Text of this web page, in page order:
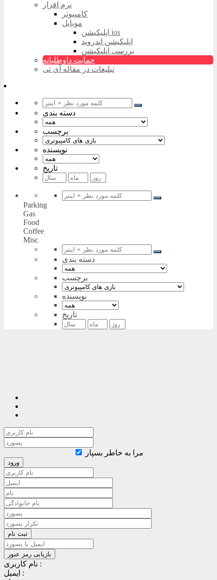
نرم افزار
کامپیوتر
موبایل
اپلیکیشن ios
اپلیکیشن اندروید
بررسی اپلیکیشن
حمایت داوطلبانه
تبلیغات در مقاله آی تی
دسته بندی
برچسب
نویسنده
تاریخ
Parking
Gas
Food
Coffee
Misc
دسته بندی
برچسب
نویسنده
تاریخ
مرا به خاطر بسپار
نام کاربری :
ایمیل :